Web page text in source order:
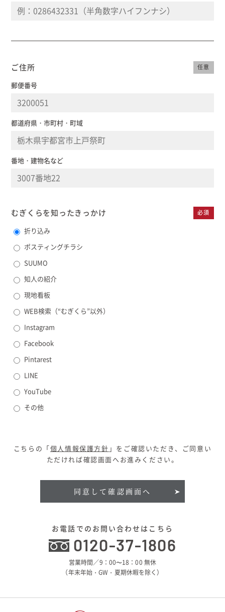
ご住所 任意
郵便番号
都道府県・市町村・町域
番地・建物名など
むぎくらを知ったきっかけ 必須
折り込み
ポスティングチラシ
SUUMO
知人の紹介
現地看板
WEB検索（“むぎくら”以外）
Instagram
Facebook
Pintarest
LINE
YouTube
その他
こちらの「個人情報保護方針 」をご確認いただき、ご同意い
ただければ確認画面へお進みください。
同意して確認画面へ
お電話でのお問い合わせはこちら
0120-37-1806
営業時間／9：00〜18：00 無休
（年末年始・GW・夏期休暇を除く）